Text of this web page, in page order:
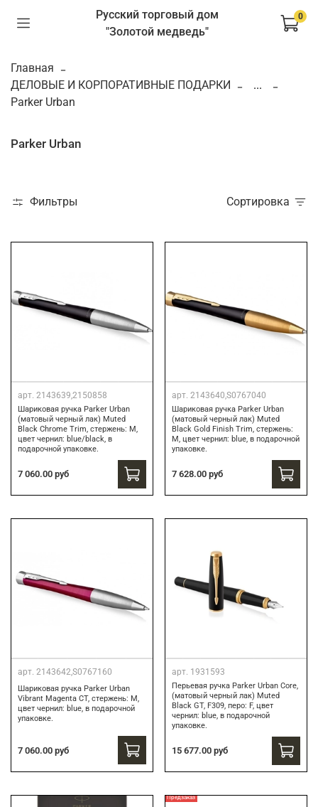
Русский торговый дом
"Золотой медведь"
0
Главная
ДЕЛОВЫЕ И КОРПОРАТИВНЫЕ ПОДАРКИ
...
Parker Urban
Parker Urban
Фильтры Сортировка
арт. 2143639,2150858
Шариковая ручка Parker Urban
(матовый черный лак) Muted
Black Chrome Trim, стержень: M,
цвет чернил: blue/black, в
подарочной упаковке.
7 060.00 руб
арт. 2143640,S0767040
Шариковая ручка Parker Urban
(матовый черный лак) Muted
Black Gold Finish Trim, стержень:
M, цвет чернил: blue, в подарочной
упаковке.
7 628.00 руб
арт. 2143642,S0767160
Шариковая ручка Parker Urban
Vibrant Magenta CT, стержень: M,
цвет чернил: blue, в подарочной
упаковке.
7 060.00 руб
арт. 1931593
Перьевая ручка Parker Urban Core,
(матовый черный лак) Muted
Black GT, F309, перо: F, цвет
чернил: blue, в подарочной
упаковке.
15 677.00 руб
Предзаказ